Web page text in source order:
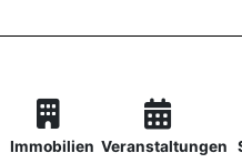
Immobilien Veranstaltungen